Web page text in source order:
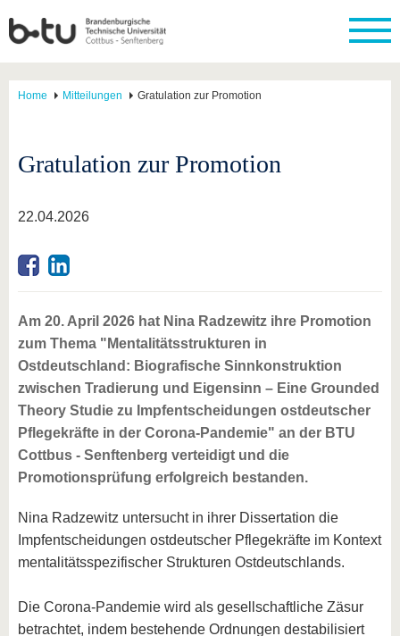
Home Mitteilungen Gratulation zur Promotion
Gratulation zur Promotion
22.04.2026
Am 20. April 2026 hat Nina Radzewitz ihre Promotion
zum Thema "Mentalitätsstrukturen in
Ostdeutschland: Biografische Sinnkonstruktion
zwischen Tradierung und Eigensinn – Eine Grounded
Theory Studie zu Impfentscheidungen ostdeutscher
Pflegekräfte in der Corona-Pandemie" an der BTU
Cottbus - Senftenberg verteidigt und die
Promotionsprüfung erfolgreich bestanden.
Nina Radzewitz untersucht in ihrer Dissertation die
Impfentscheidungen ostdeutscher Pflegekräfte im Kontext
mentalitätsspezifischer Strukturen Ostdeutschlands.
Die Corona-Pandemie wird als gesellschaftliche Zäsur
betrachtet, indem bestehende Ordnungen destabilisiert